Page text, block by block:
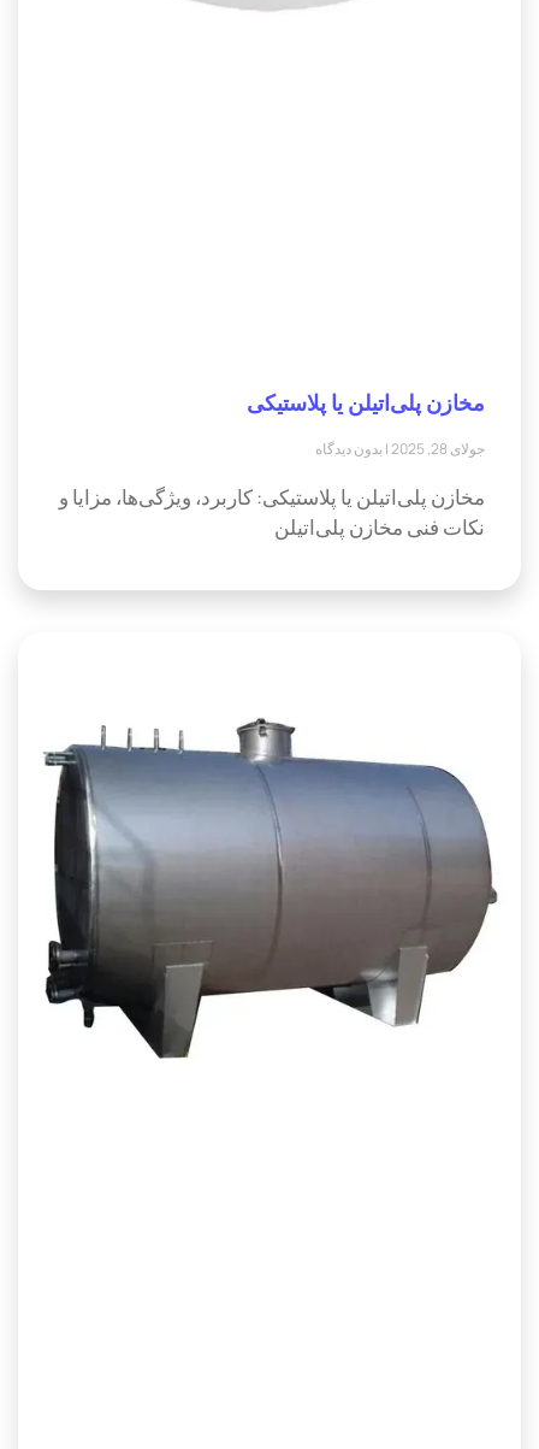
مخازن پلی‌اتیلن یا پلاستیکی
جولای 28, 2025 بدون دیدگاه
مخازن پلی‌اتیلن یا پلاستیکی: کاربرد، ویژگی‌ها، مزایا و
نکات فنی مخازن پلی‌اتیلن